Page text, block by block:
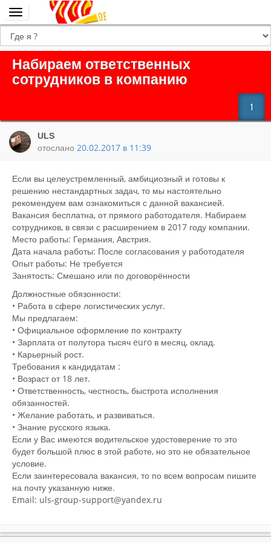
Переключить
навигацию
Набираем ответственных
сотрудников в компанию
1
ULS
отослано 20.02.2017 в 11:39
Если вы целеустремленный, амбициозный и готовы к
решению нестандартных задач, то мы настоятельно
рекомендуем вам ознакомиться с данной вакансией.
Вакансия бесплатна, от прямого работодателя. Набираем
сотрудников, в связи с расширением в 2017 году компании.
Место работы: Германия, Австрия.
Дата начала работы: После согласования у работодателя
Опыт работы: Не требуется
Занятость: Смешано или по договорённости
Должностные обязонности:
• Работа в сфере логистических услуг.
Мы предлагаем:
• Официальное оформление по контракту
• Зарплата от полутора тысяч euro в месяц, оклад.
• Карьерный рост.
Требования к кандидатам :
• Возраст от 18 лет.
• Ответственность, честность, быстрота исполнения
обязанностей.
• Желание работать, и развиваться.
• Знание русского языка.
Если у Вас имеются водительское удостоверение то это
будет большой плюс в этой работе, но это не обязательное
условие.
Если заинтересовала вакансия, то по всем вопросам пишите
на почту указанную ниже.
Email: uls-group-support@yandex.ru